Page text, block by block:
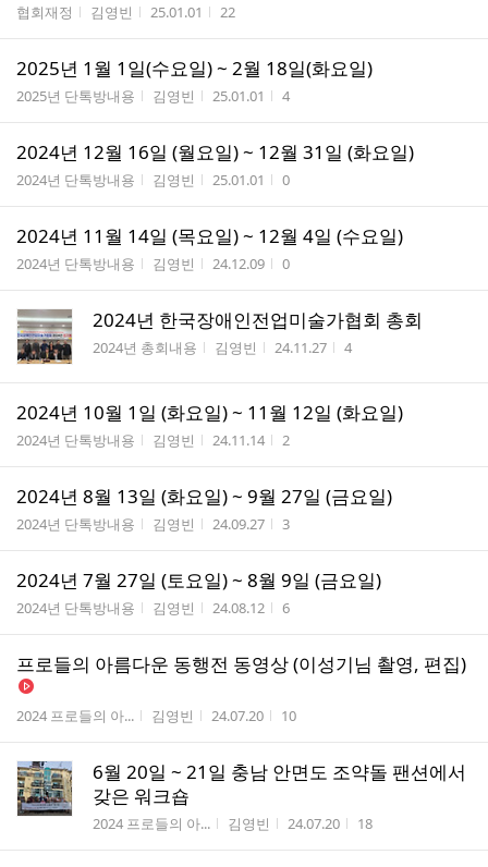
게시판명
협회재정 작성자
김영빈 작성시간
25.01.01 조회수
22
2025년 1월 1일(수요일) ~ 2월 18일(화요일)
게시판명
2025년 단톡방내용 작성자
김영빈 작성시간
25.01.01 조회수
4
2024년 12월 16일 (월요일) ~ 12월 31일 (화요일)
게시판명
2024년 단톡방내용 작성자
김영빈 작성시간
25.01.01 조회수
0
2024년 11월 14일 (목요일) ~ 12월 4일 (수요일)
게시판명
2024년 단톡방내용 작성자
김영빈 작성시간
24.12.09 조회수
0
2024년 한국장애인전업미술가협회 총회
게시판명
2024년 총회내용 작성자
김영빈 작성시간
24.11.27 조회수
4
2024년 10월 1일 (화요일) ~ 11월 12일 (화요일)
게시판명
2024년 단톡방내용 작성자
김영빈 작성시간
24.11.14 조회수
2
2024년 8월 13일 (화요일) ~ 9월 27일 (금요일)
게시판명
2024년 단톡방내용 작성자
김영빈 작성시간
24.09.27 조회수
3
2024년 7월 27일 (토요일) ~ 8월 9일 (금요일)
게시판명
2024년 단톡방내용 작성자
김영빈 작성시간
24.08.12 조회수
6
프로들의 아름다운 동행전 동영상 (이성기님 촬영, 편집)
게시판명
2024 프로들의 아... 작성자
김영빈 작성시간
24.07.20 조회수
10
6월 20일 ~ 21일 충남 안면도 조약돌 팬션에서
갖은 워크숍
게시판명
2024 프로들의 아... 작성자
김영빈 작성시간
24.07.20 조회수
18